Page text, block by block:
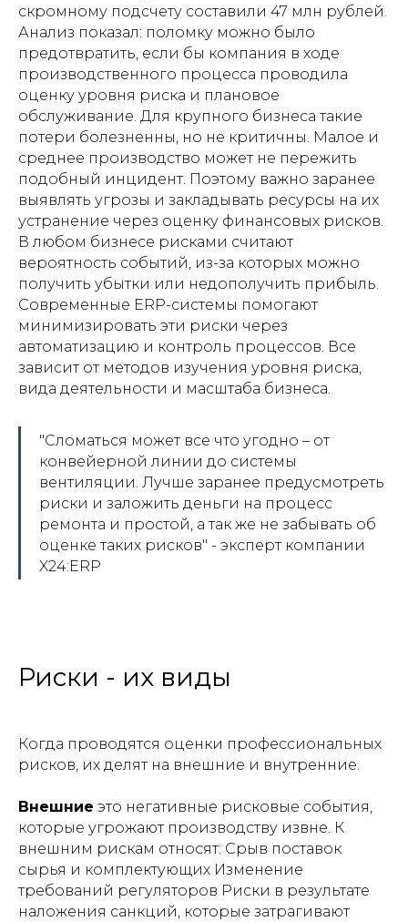
скромному подсчету составили 47 млн рублей.
Анализ показал: поломку можно было
предотвратить, если бы компания в ходе
производственного процесса проводила
оценку уровня риска и плановое
обслуживание. Для крупного бизнеса такие
потери болезненны, но не критичны. Малое и
среднее производство может не пережить
подобный инцидент. Поэтому важно заранее
выявлять угрозы и закладывать ресурсы на их
устранение через оценку финансовых рисков.
В любом бизнесе рисками считают
вероятность событий, из-за которых можно
получить убытки или недополучить прибыль.
Современные ERP-системы помогают
минимизировать эти риски через
автоматизацию и контроль процессов. Все
зависит от методов изучения уровня риска,
вида деятельности и масштаба бизнеса.
"Сломаться может все что угодно – от
конвейерной линии до системы
вентиляции. Лучше заранее предусмотреть
риски и заложить деньги на процесс
ремонта и простой, а так же не забывать об
оценке таких рисков" - эксперт компании
X24:ERP
Риски - их виды
Когда проводятся оценки профессиональных
рисков, их делят на внешние и внутренние.
Внешние это негативные рисковые события,
которые угрожают производству извне. К
внешним рискам относят: Срыв поставок
сырья и комплектующих Изменение
требований регуляторов Риски в результате
наложения санкций, которые затрагивают